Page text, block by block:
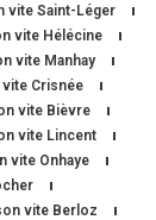
vite Saint-Léger
vite Hélécine
vite Manhay
Crisnée
vite Bièvre
vite Lincent
vite Onhaye
vite Berloz